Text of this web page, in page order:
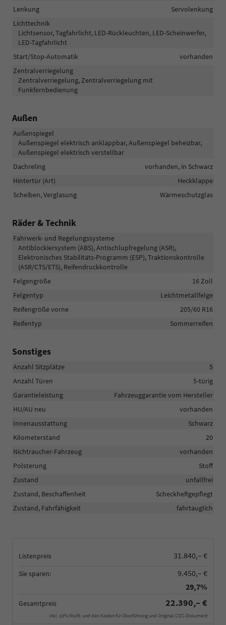
Listenpreis 31.840,– €
Sie sparen:
9.450,– €
29,7%
Gesamtpreis 22.390,– €
inkl. 19% MwSt. und den Kosten für Überführung und Original COC-Dokument
Lenkung
Servolenkung
Lichttechnik
Lichtsensor, Tagfahrlicht, LED-Rückleuchten, LED-Scheinwerfer,
LED-Tagfahrlicht
Start/Stop-Automatik
vorhanden
Zentralverriegelung
Zentralverriegelung, Zentralverriegelung mit
Funkfernbedienung
Außen
Außenspiegel
Außenspiegel elektrisch anklappbar, Außenspiegel beheizbar,
Außenspiegel elektrisch verstellbar
Dachreling
vorhanden, in Schwarz
Hintertür (Art)
Heckklappe
Scheiben, Verglasung
Wärmeschutzglas
Räder & Technik
Fahrwerk- und Regelungssysteme
Antiblockiersystem (ABS), Antischlupfregelung (ASR),
Elektronisches Stabilitäts-Programm (ESP), Traktionskontrolle
(ASR/CTS/ETS), Reifendruckkontrolle
Felgengröße
16 Zoll
Felgentyp
Leichtmetallfelge
Reifengröße vorne
205/60 R16
Reifentyp
Sommerreifen
Sonstiges
Anzahl Sitzplätze
5
Anzahl Türen
5-türig
Garantieleistung
Fahrzeuggarantie vom Hersteller
HU/AU neu
vorhanden
Innenausstattung
Schwarz
Kilometerstand
20
Nichtraucher-Fahrzeug
vorhanden
Polsterung
Stoff
Zustand
unfallfrei
Zustand, Beschaffenheit
Scheckheftgepflegt
Zustand, Fahrfähigkeit
fahrtauglich